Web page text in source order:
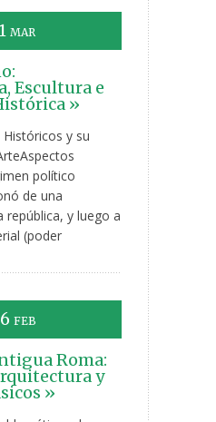
MAR
Escultura e
»
y su
político
de una
república, y luego a
(poder
FEB
Roma:
y
»